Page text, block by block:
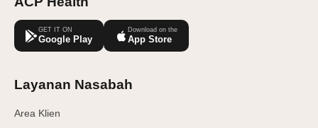
GET IT ON
Google Play
Download on the
App Store
Layanan Nasabah
Area Klien